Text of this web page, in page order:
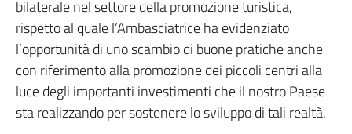
bilaterale nel settore della promozione turistica,
rispetto al quale l’Ambasciatrice ha evidenziato
l’opportunità di uno scambio di buone pratiche anche
con riferimento alla promozione dei piccoli centri alla
luce degli importanti investimenti che il nostro Paese
sta realizzando per sostenere lo sviluppo di tali realtà.